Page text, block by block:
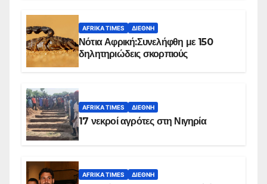
AFRIKA TIMES ΔΙΕΘΝΉ
Νότια Αφρική:Συνελήφθη με 150
δηλητηριώδεις σκορπιούς
AFRIKA TIMES ΔΙΕΘΝΉ
17 νεκροί αγρότες στη Νιγηρία
AFRIKA TIMES ΔΙΕΘΝΉ